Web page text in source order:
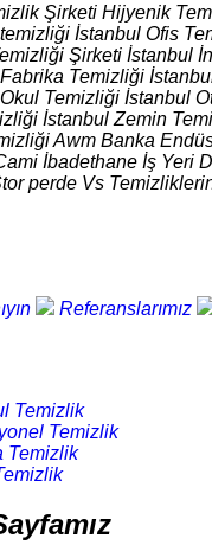
Şirketi Hijyenik
İstanbul Ofis
Şirketi İstanbul
Temizliği
Temizliği İstanbul
İstanbul Zemin
Awm Banka
İbadethane İş Yeri
perde Vs
Referanslarımız
Temizlik
Temizlik
Temizlik